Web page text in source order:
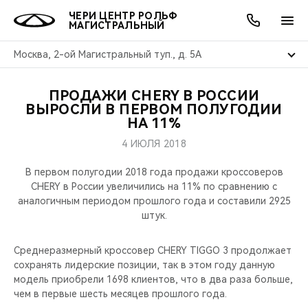
ЧЕРИ ЦЕНТР РОЛЬФ
МАГИСТРАЛЬНЫЙ
Москва, 2-ой Магистральный туп., д. 5А
МОДЕЛИ
КРОССОВЕРЫ
НОВИНКИ
ПОКУПАТЕЛЯМ
КРЕДИТ И СТРАХОВАНИЕ
ВЛАДЕЛЬЦАМ
ЗАПЧАСТИ И АКСЕССУАРЫ
ПОДДЕРЖКА
МИР CHERY
О БРЕНДЕ
CHERY В СОЦСЕТЯХ
БЛАГОТВОРИТЕЛЬНОСТЬ
АКЦИИ
ОНЛАЙН СЕРВИСЫ
КРЕДИТ
О КОМПАНИИ
МЫ В СОЦСЕТЯХ
ПРОДАЖИ CHERY В РОССИИ
ВЫРОСЛИ В ПЕРВОМ ПОЛУГОДИИ
НА 11%
4 ИЮЛЯ 2018
В первом полугодии 2018 года продажи кроссоверов
CHERY в России увеличились на 11% по сравнению с
аналогичным периодом прошлого года и составили 2925
штук.
Среднеразмерный кроссовер CHERY TIGGO 3 продолжает
сохранять лидерские позиции, так в этом году данную
модель приобрели 1698 клиентов, что в два раза больше,
чем в первые шесть месяцев прошлого года.